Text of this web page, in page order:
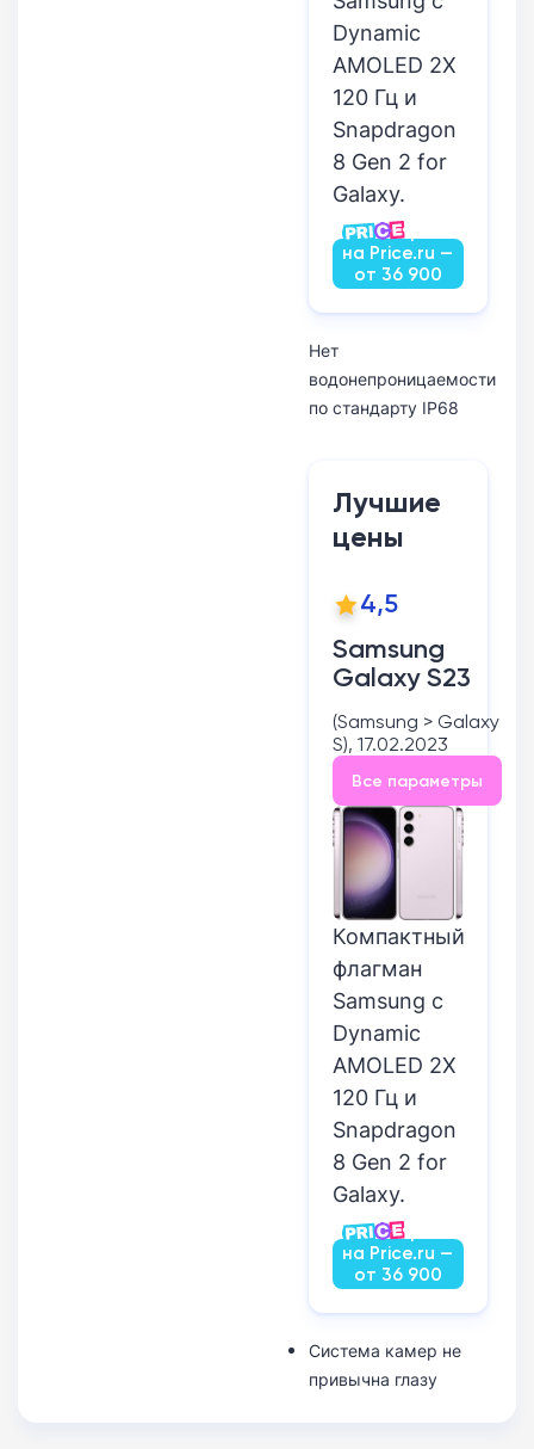
Dynamic
AMOLED 2X
120 Гц и
Snapdragon
8 Gen 2 for
Galaxy.
Посмотреть
на Price.ru —
от 36 900
руб.
Нет
водонепроницаемости
по стандарту IP68
Лучшие
цены
4,5
Samsung
Galaxy S23
(Samsung > Galaxy
S), 17.02.2023
Все параметры
Компактный
флагман
Samsung с
Dynamic
AMOLED 2X
120 Гц и
Snapdragon
8 Gen 2 for
Galaxy.
Посмотреть
на Price.ru —
от 36 900
руб.
Система камер не
привычна глазу